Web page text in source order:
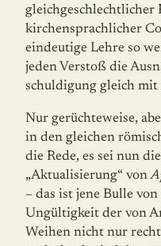
gleichgeschlechtlicher
kirchensprachlicher
eindeutige Lehre so
jeden Verstoß die
schul­digung gleich mit
Nur gerüchteweise,
in den gleichen
die Rede, es sei nun
„Aktualisierung“ von
– das ist jene Bulle
Ungültigkeit der von
Weihen nicht nur